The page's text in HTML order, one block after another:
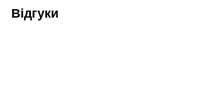
Відгуки